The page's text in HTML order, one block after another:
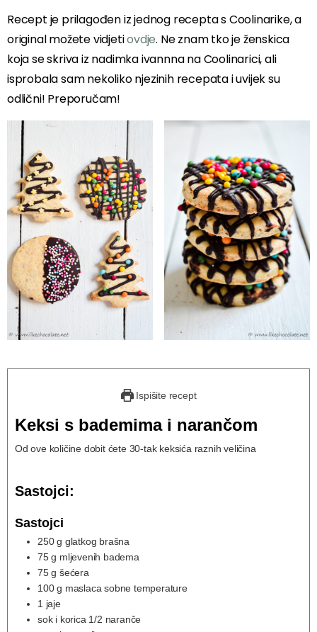
Recept je prilagođen iz jednog recepta s Coolinarike, a
original možete vidjetiovdje. Ne znam tko je ženskica
koja se skriva iz nadimka ivannna na Coolinarici, ali
isprobala sam nekoliko njezinih recepata i uvijek su
odlični! Preporučam!
Ispišite recept
Keksi s bademima i narančom
Od ove količine dobit ćete 30-tak keksića raznih veličina
Sastojci:
Sastojci
250 g glatkog brašna
75 g mljevenih badema
75 g šećera
100 g maslaca sobne temperature
1 jaje
sok i korica 1/2 naranče